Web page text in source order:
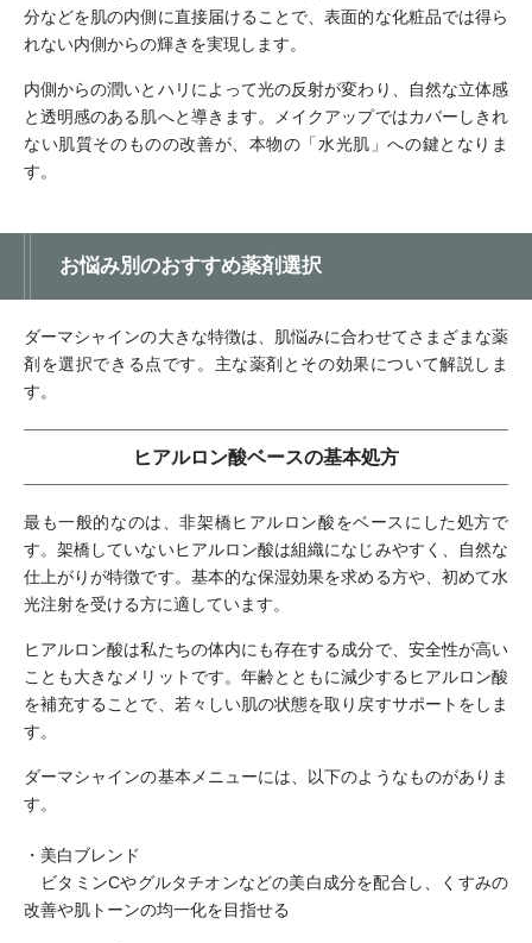
分などを肌の内側に直接届けることで、表面的な化粧品では得ら
れない内側からの輝きを実現します。
内側からの潤いとハリによって光の反射が変わり、自然な立体感
と透明感のある肌へと導きます。メイクアップではカバーしきれ
ない肌質そのものの改善が、本物の「水光肌」への鍵となりま
す。
お悩み別のおすすめ薬剤選択
ダーマシャインの大きな特徴は、肌悩みに合わせてさまざまな薬
剤を選択できる点です。主な薬剤とその効果について解説しま
す。
ヒアルロン酸ベースの基本処方
最も一般的なのは、非架橋ヒアルロン酸をベースにした処方で
す。架橋していないヒアルロン酸は組織になじみやすく、自然な
仕上がりが特徴です。基本的な保湿効果を求める方や、初めて水
光注射を受ける方に適しています。
ヒアルロン酸は私たちの体内にも存在する成分で、安全性が高い
ことも大きなメリットです。年齢とともに減少するヒアルロン酸
を補充することで、若々しい肌の状態を取り戻すサポートをしま
す。
ダーマシャインの基本メニューには、以下のようなものがありま
す。
・美白ブレンド
ビタミンCやグルタチオンなどの美白成分を配合し、くすみの
改善や肌トーンの均一化を目指せる